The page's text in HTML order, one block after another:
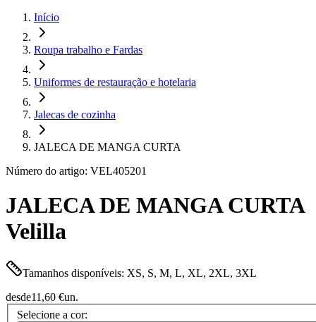
Início
Roupa trabalho e Fardas
Uniformes de restauração e hotelaria
Jalecas de cozinha
JALECA DE MANGA CURTA
Número do artigo: VEL405201
JALECA DE MANGA CURTA
Velilla
Tamanhos disponíveis: XS, S, M, L, XL, 2XL, 3XL
desde11,60 €un.
Selecione a cor: